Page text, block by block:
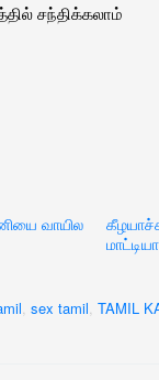
சந்திக்கலாம்
வாயில
, sex tamil, TAMIL